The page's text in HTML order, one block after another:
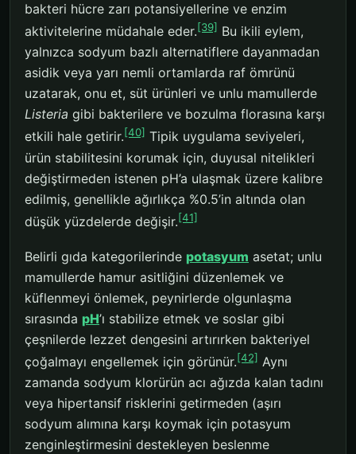
bakteri hücre zarı potansiyellerine ve enzim
aktivitelerine müdahale eder.[39] Bu ikili eylem,
yalnızca sodyum bazlı alternatiflere dayanmadan
asidik veya yarı nemli ortamlarda raf ömrünü
uzatarak, onu et, süt ürünleri ve unlu mamullerde
Listeria gibi bakterilere ve bozulma florasına karşı
etkili hale getirir.[40] Tipik uygulama seviyeleri,
ürün stabilitesini korumak için, duyusal nitelikleri
değiştirmeden istenen pH’a ulaşmak üzere kalibre
edilmiş, genellikle ağırlıkça %0.5’in altında olan
düşük yüzdelerde değişir.[41]
Belirli gıda kategorilerinde potasyum asetat; unlu
mamullerde hamur asitliğini düzenlemek ve
küflenmeyi önlemek, peynirlerde olgunlaşma
sırasında pH’ı stabilize etmek ve soslar gibi
çeşnilerde lezzet dengesini artırırken bakteriyel
çoğalmayı engellemek için görünür.[42] Aynı
zamanda sodyum klorürün acı ağızda kalan tadını
veya hipertansif risklerini getirmeden (aşırı
sodyum alımına karşı koymak için potasyum
zenginleştirmesini destekleyen beslenme